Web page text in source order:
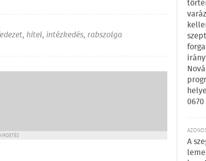
, hitel, intézkedés, rabszolga
A